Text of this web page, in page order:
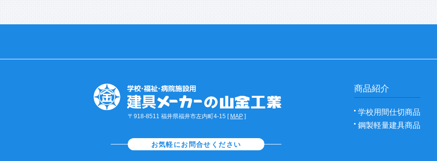
〒918-8511 福井県福井市左内町4-15 [ MAP ]
お気軽にお問合せください
商品紹介
学校用間仕切商品
鋼製軽量建具商品